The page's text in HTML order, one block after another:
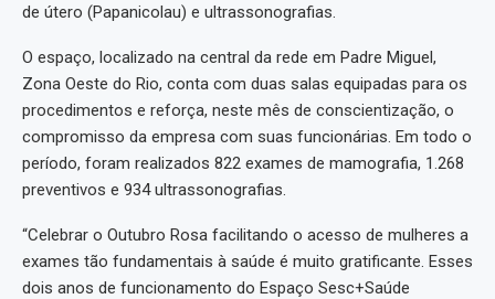
de útero (Papanicolau) e ultrassonografias.
O espaço, localizado na central da rede em Padre Miguel,
Zona Oeste do Rio, conta com duas salas equipadas para os
procedimentos e reforça, neste mês de conscientização, o
compromisso da empresa com suas funcionárias. Em todo o
período, foram realizados 822 exames de mamografia, 1.268
preventivos e 934 ultrassonografias.
“Celebrar o Outubro Rosa facilitando o acesso de mulheres a
exames tão fundamentais à saúde é muito gratificante. Esses
dois anos de funcionamento do Espaço Sesc+Saúde